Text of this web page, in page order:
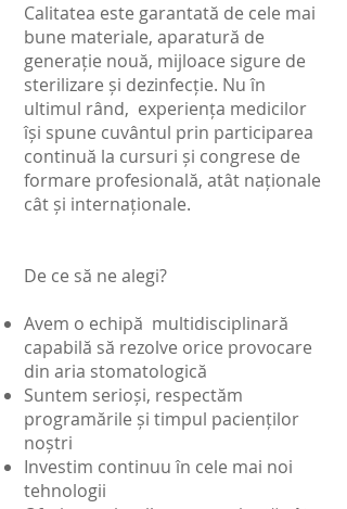
Calitatea este garantată de cele mai
bune materiale, aparatură de
generație nouă, mijloace sigure de
sterilizare și dezinfecție. Nu în
ultimul rând, experiența medicilor
își spune cuvântul prin participarea
continuă la cursuri și congrese de
formare profesională, atât naționale
cât și internaționale.
De ce să ne alegi?
Avem o echipă multidisciplinară
capabilă să rezolve orice provocare
din aria stomatologică
Suntem serioși, respectăm
programările și timpul pacienților
noștri
Investim continuu în cele mai noi
tehnologii